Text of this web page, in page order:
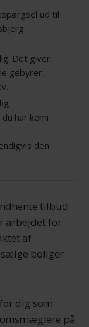
ud til
Det giver
gebyrer,
har kemi
den
tilbud
arbejdet for
af
boliger
dig som
på